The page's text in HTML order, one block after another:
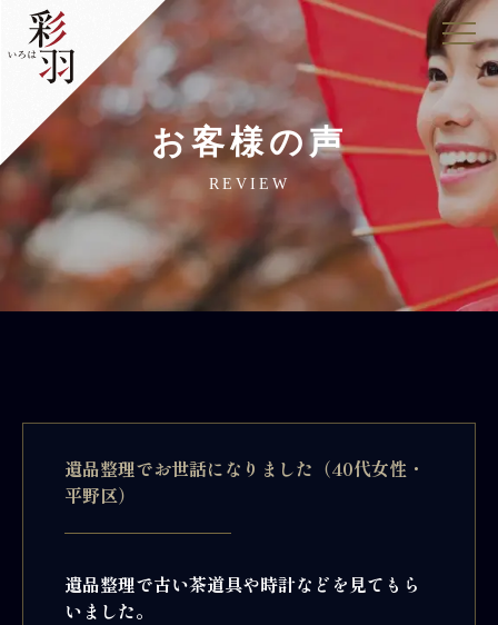
お客様の声
REVIEW
遺品整理でお世話になりました（40代女性・
平野区）
遺品整理で古い茶道具や時計などを見てもら
いました。